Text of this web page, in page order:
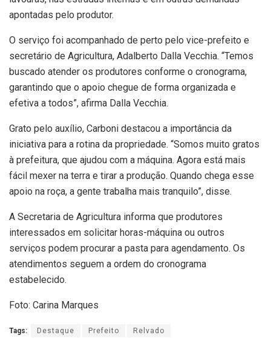
apontadas pelo produtor.
O serviço foi acompanhado de perto pelo vice-prefeito e
secretário de Agricultura, Adalberto Dalla Vecchia. “Temos
buscado atender os produtores conforme o cronograma,
garantindo que o apoio chegue de forma organizada e
efetiva a todos”, afirma Dalla Vecchia.
Grato pelo auxílio, Carboni destacou a importância da
iniciativa para a rotina da propriedade. “Somos muito gratos
à prefeitura, que ajudou com a máquina. Agora está mais
fácil mexer na terra e tirar a produção. Quando chega esse
apoio na roça, a gente trabalha mais tranquilo”, disse.
A Secretaria de Agricultura informa que produtores
interessados em solicitar horas-máquina ou outros
serviços podem procurar a pasta para agendamento. Os
atendimentos seguem a ordem do cronograma
estabelecido.
Foto: Carina Marques
Tags: Destaque Prefeito Relvado